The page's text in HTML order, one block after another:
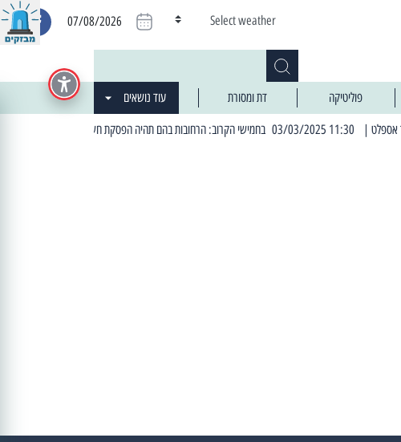
Select weather
07/08/2026
פוליטיקה דת ומסורת עוד נושאים
| 11:30 03/03/2025 בחמישי הקרוב: הרחובות בהם תהיה הפסקת חשמל יזומה